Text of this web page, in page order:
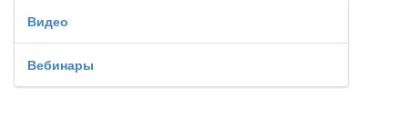
Видео
Вебинары